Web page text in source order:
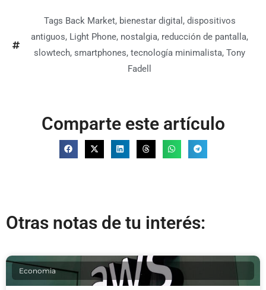
Tags Back Market, bienestar digital , dispositivos
antiguos, Light Phone, nostalgia, reducción de pantalla,
slowtech, smartphones, tecnología minimalista, Tony
Fadell
Comparte este artículo
Otras notas de tu interés:
Economia